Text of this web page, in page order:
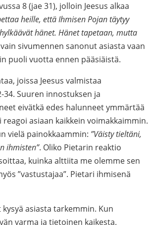
8 (jae 31), jolloin Jeesus alkaa
heille, että Ihmisen Pojan täytyy
hänet. Hänet tapetaan, mutta
vain sivumennen sanonut asiasta vaan
puoli vuotta ennen pääsiäistä.
joissa Jeesus valmistaa
34. Suuren innostuksen ja
eivätkä edes halunneet ymmärtää
asiaan kaikkein voimakkaimmin.
vielä painokkaammin: ”Väisty tieltäni,
ihmisten”. Oliko Pietarin reaktio
kuinka alttiita me olemme sen
”vastustajaa”. Pietari ihmisenä
asiasta tarkemmin. Kun
varma ja tietoinen kaikesta.